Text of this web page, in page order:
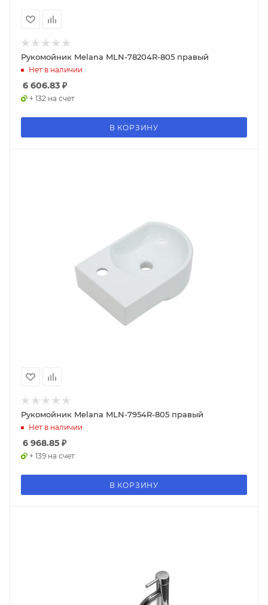
Рукомойник Melana MLN-78204R-805 правый
Нет в наличии
6 606.83 ₽
+ 132 на счет
В КОРЗИНУ
Рукомойник Melana MLN-7954R-805 правый
Нет в наличии
6 968.85 ₽
+ 139 на счет
В КОРЗИНУ